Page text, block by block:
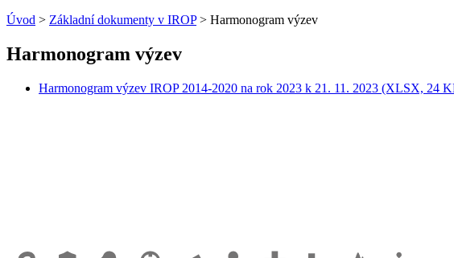
Úvod > Základní dokumenty v IROP> Harmonogram výzev
Harmonogram výzev
Harmonogram výzev IROP 2014-2020 na rok 2023 k 21. 11. 2023 (XLSX, 24